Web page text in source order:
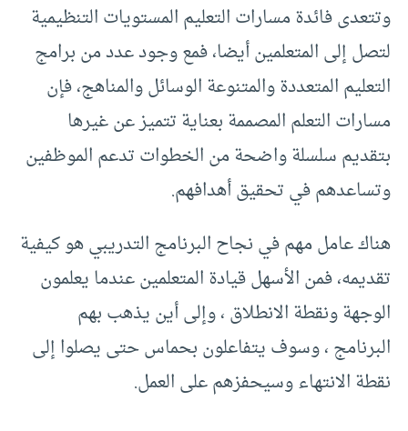
وتتعدى فائدة مسارات التعليم المستويات التنظيمية
لتصل إلى المتعلمين أيضا، فمع وجود عدد من برامج
التعليم المتعددة والمتنوعة الوسائل والمناهج، فإن
مسارات التعلم المصممة بعناية تتميز عن غيرها
بتقديم سلسلة واضحة من الخطوات تدعم الموظفين
وتساعدهم في تحقيق أهدافهم.
هناك عامل مهم في نجاح البرنامج التدريبي هو كيفية
تقديمه، فمن الأسهل قيادة المتعلمين عندما يعلمون
الوجهة ونقطة الانطلاق ، وإلى أين يذهب بهم
البرنامج ، وسوف يتفاعلون بحماس حتى يصلوا إلى
نقطة الانتهاء وسيحفزهم على العمل.